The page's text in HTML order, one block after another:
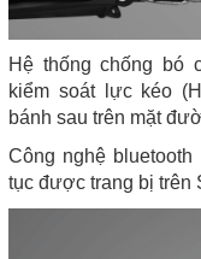
Hệ thống chống bó
kiểm soát lực kéo
bánh sau trên mặt
Công nghệ
tục được trang bị trên